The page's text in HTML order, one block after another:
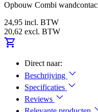
Opbouw Combi
24,95 incl. BTW
20,62 excl. BTW
Direct naar:
Beschrijving
Specificaties
Reviews